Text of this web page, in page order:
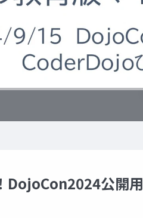
DojoCon2024公開用